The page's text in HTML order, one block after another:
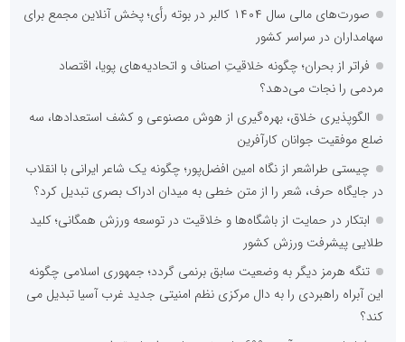
صورت‌های مالی سال ۱۴۰۴ کالبر در بوته رأی؛ پخش آنلاین مجمع برای
سهامداران در سراسر کشور
فراتر از بحران؛ چگونه خلاقیتِ اصناف و اتحادیه‌های پویا، اقتصاد
مردمی را نجات می‌دهد؟
الگوپذیری خلاق، بهره‌گیری از هوش مصنوعی و کشف استعدادها، سه
ضلع موفقیت جوانان کارآفرین
چیستی طراشعر از نگاه امین افضل‌پور؛ چگونه یک شاعر ایرانی با انقلاب
در جایگاه حرف، شعر را از متن خطی به میدان ادراک بصری تبدیل کرد؟
ابتکار در حمایت از باشگاه‌ها و خلاقیت در توسعه ورزش همگانی؛ کلید
طلایی پیشرفت ورزش کشور
تنگه هرمز دیگر به وضعیت سابق برنمی گردد؛ جمهوری اسلامی چگونه
این آبراه راهبردی را به دال مرکزی نظم امنیتی جدید غرب آسیا تبدیل می
کند؟